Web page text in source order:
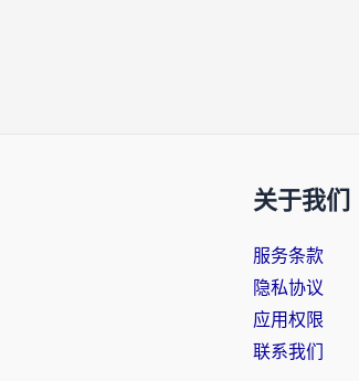
关于我们
服务条款
隐私协议
应用权限
联系我们